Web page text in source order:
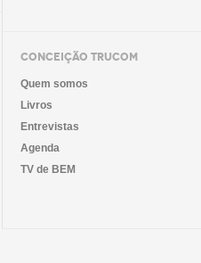
CONCEIÇÃO TRUCOM
Quem somos
Livros
Entrevistas
Agenda
TV de BEM